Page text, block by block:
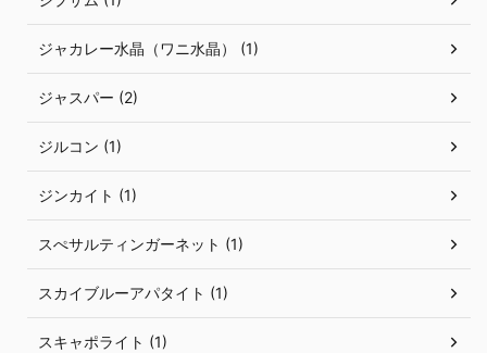
ジャカレー水晶（ワニ水晶） (1)
ジャスパー (2)
ジルコン (1)
ジンカイト (1)
スぺサルティンガーネット (1)
スカイブルーアパタイト (1)
スキャポライト (1)